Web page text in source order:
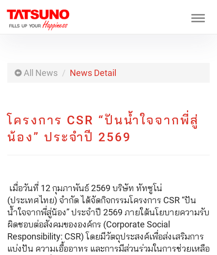
All News News Detail
โครงการ CSR “ปันน้ำใจจากพี่สู่
น้อง” ประจำปี 2569
เมื่อวันที่ 12 กุมภาพันธ์ 2569 บริษัท ทัทซูโน่
(ประเทศไทย) จำกัด ได้จัดกิจกรรมโครงการ CSR “ปัน
น้ำใจจากพี่สู่น้อง” ประจำปี 2569 ภายใต้นโยบายความรับ
ผิดชอบต่อสังคมขององค์กร (Corporate Social
Responsibility: CSR) โดยมีวัตถุประสงค์เพื่อส่งเสริมการ
แบ่งปัน ความเอื้ออาทร และการมีส่วนร่วมในการช่วยเหลือ